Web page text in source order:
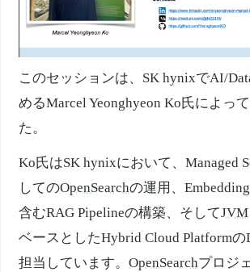
このセッションは、SK hynixでAI/
めるMarcel Yeonghyeon Ko氏によっ
た。
Ko氏はSK hynixにおいて、Managed
してのOpenSearchの運用、
含むRAG Pipelineの構築、そしてJVM
ベースとしたHybrid Cloud Platformの
担当しています。OpenSearchプロジ